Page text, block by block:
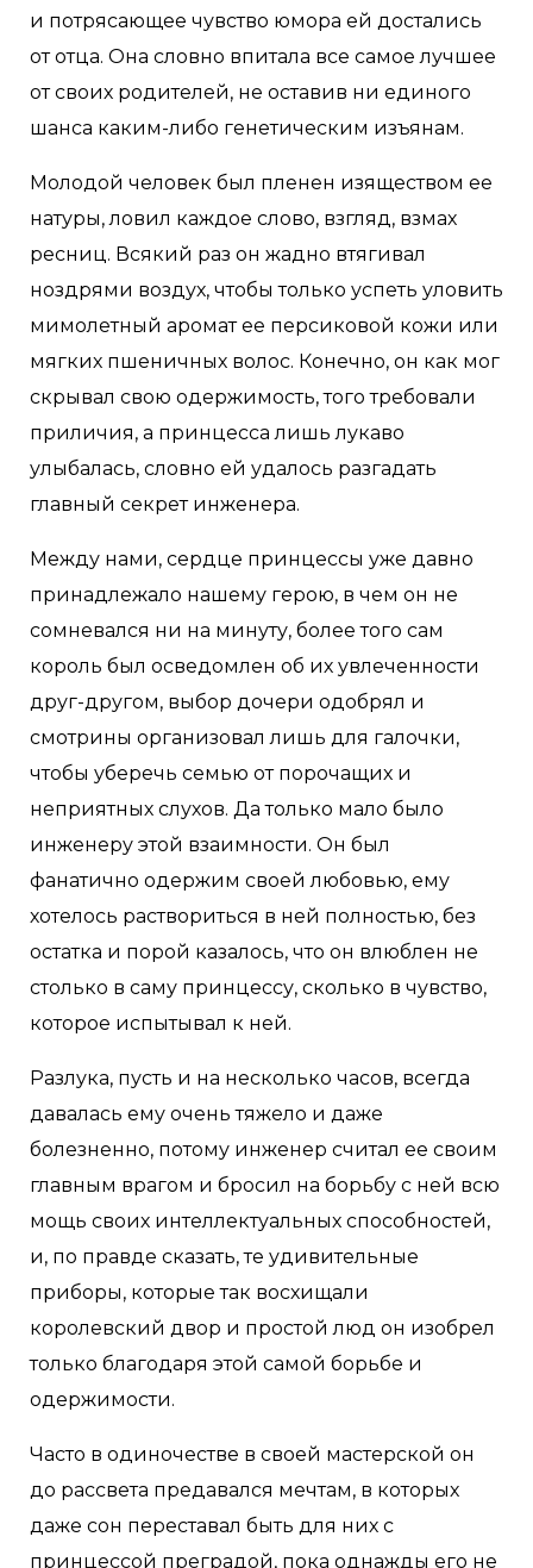
и потрясающее чувство юмора ей достались
от отца. Она словно впитала все самое лучшее
от своих родителей, не оставив ни единого
шанса каким-либо генетическим изъянам.
Молодой человек был пленен изяществом ее
натуры, ловил каждое слово, взгляд, взмах
ресниц. Всякий раз он жадно втягивал
ноздрями воздух, чтобы только успеть уловить
мимолетный аромат ее персиковой кожи или
мягких пшеничных волос. Конечно, он как мог
скрывал свою одержимость, того требовали
приличия, а принцесса лишь лукаво
улыбалась, словно ей удалось разгадать
главный секрет инженера.
Между нами, сердце принцессы уже давно
принадлежало нашему герою, в чем он не
сомневался ни на минуту, более того сам
король был осведомлен об их увлеченности
друг-другом, выбор дочери одобрял и
смотрины организовал лишь для галочки,
чтобы уберечь семью от порочащих и
неприятных слухов. Да только мало было
инженеру этой взаимности. Он был
фанатично одержим своей любовью, ему
хотелось раствориться в ней полностью, без
остатка и порой казалось, что он влюблен не
столько в саму принцессу, сколько в чувство,
которое испытывал к ней.
Разлука, пусть и на несколько часов, всегда
давалась ему очень тяжело и даже
болезненно, потому инженер считал ее своим
главным врагом и бросил на борьбу с ней всю
мощь своих интеллектуальных способностей,
и, по правде сказать, те удивительные
приборы, которые так восхищали
королевский двор и простой люд он изобрел
только благодаря этой самой борьбе и
одержимости.
Часто в одиночестве в своей мастерской он
до рассвета предавался мечтам, в которых
даже сон переставал быть для них с
принцессой преградой, пока однажды его не